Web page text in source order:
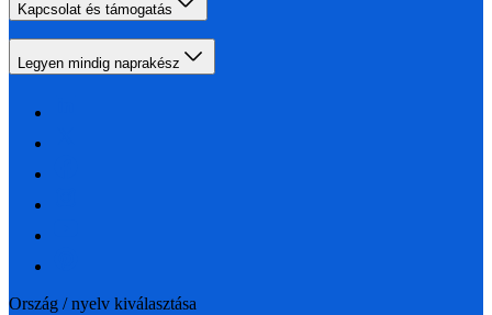
Kapcsolat és támogatás
Legyen mindig naprakész
Ország / nyelv kiválasztása